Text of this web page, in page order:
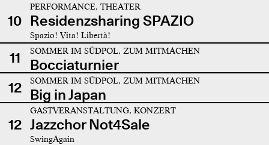
10
PERFORMANCE, THEATER
Residenzsharing SPAZIO
Spazio! Vita! Libertà!
11 SOMMER IM SÜDPOL, ZUM MITMACHEN
Bocciaturnier
12
SOMMER IM SÜDPOL, ZUM MITMACHEN
Big in Japan
12
GASTVERANSTALTUNG, KONZERT
Jazzchor Not4Sale
SwingAgain